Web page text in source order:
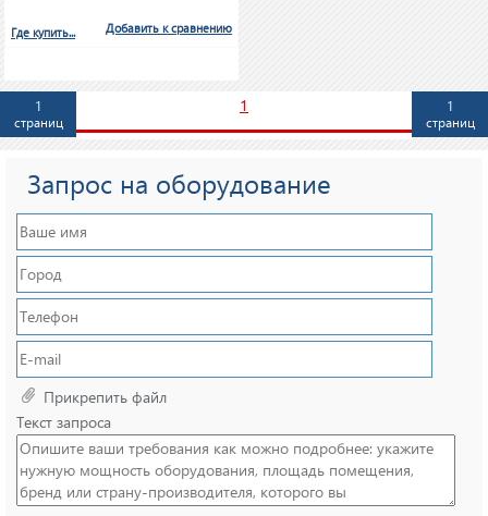
Добавить к сравнению
Где купить...
1
страниц
1
страниц
1
Запрос на оборудование
Прикрепить файл
Текст запроса